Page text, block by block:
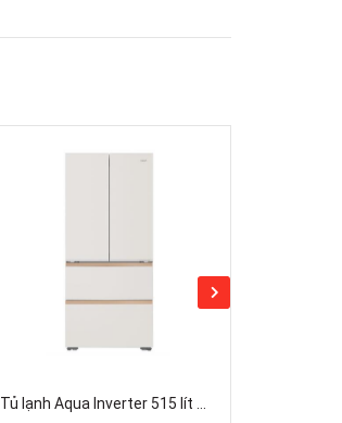
Tủ lạnh Aqua Inverter 515 lít Multi Door AQR-MA590XA(MC)U1